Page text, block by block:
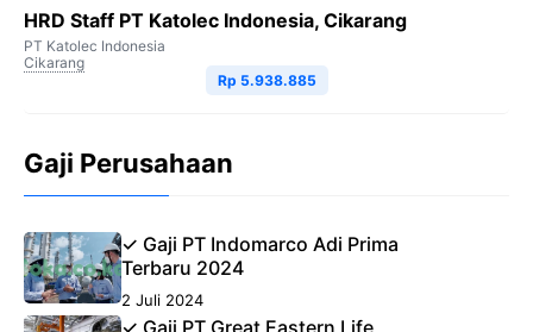
HRD Staff PT Katolec Indonesia, Cikarang
PT Katolec Indonesia
Cikarang
Rp 5.938.885
Gaji Perusahaan
✓ Gaji PT Indomarco Adi Prima
Terbaru 2024
2 Juli 2024